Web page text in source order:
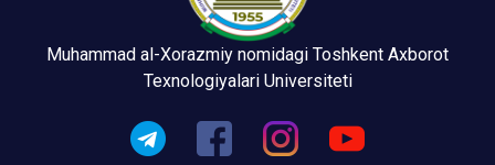
Muhammad al-Xorazmiy nomidagi Toshkent Axborot
Texnologiyalari Universiteti